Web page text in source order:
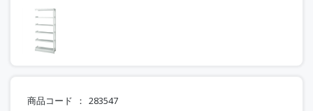
商品コード 283547